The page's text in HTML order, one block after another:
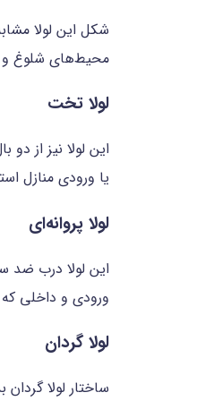
شکل این لولا
محیط‌های شلوغ و
لولا تخت
این لولا نیز از
یا ورودی منازل
لولا پروانه‌ای
این لولا درب ضد
ورودی و داخلی
لولا گردان
ساختار لولا